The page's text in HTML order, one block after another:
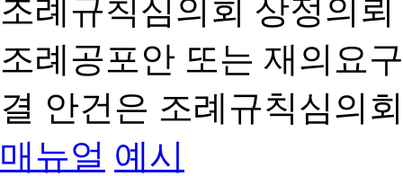
조례규칙심의회 상정의
조례공포안 또는 재의요
결 안건은 조례규칙심의
매뉴얼 예시